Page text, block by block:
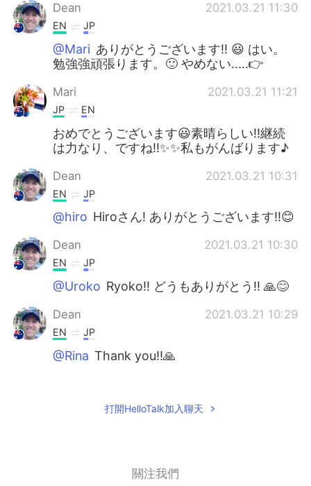
Dean 2021.03.21 11:30
EN JP
@Mari ありがとうございます!! 😃 はい。
勉強強頑張ります。🙂 やめない.....👉
Mari 2021.03.21 11:21
JP EN
おめでとうございます😃素晴らしい!!継続
は力なり、ですね!!✨✨私もがんばります♪
Dean 2021.03.21 10:31
EN JP
@hiro Hiroさん! ありがとうございます!!😊
Dean 2021.03.21 10:30
EN JP
@Uroko Ryoko!! どうもありがとう!! 🙏😊
Dean 2021.03.21 10:29
EN JP
@Rina Thank you!!🙏
打開HelloTalk加入聊天
關注我們